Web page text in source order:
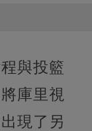
與投籃
庫里視
現了另